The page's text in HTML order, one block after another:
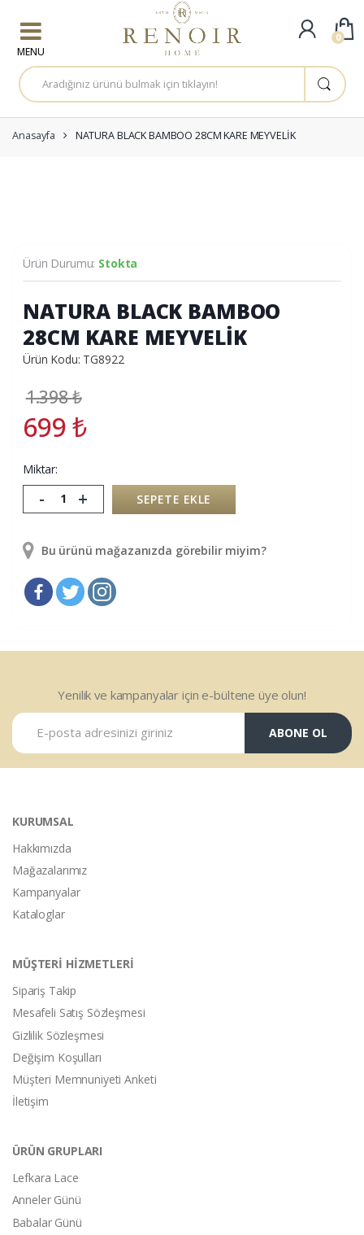
A
r
a
a
:
Anasayfa NATURA BLACK BAMBOO 28CM KARE MEYVELİK
Ürün Durumu: Stokta
NATURA BLACK BAMBOO
28CM KARE MEYVELİK
Ürün Kodu: TG8922
1.398₺
699₺
Miktar:
- + SEPETE EKLE
Bu ürünü mağazanızda görebilir miyim?
Yenilik ve kampanyalar için e-bültene üye olun!
ABONE OL
KURUMSAL
Hakkımızda
Mağazalarımız
Kampanyalar
Kataloglar
MÜŞTERİ HİZMETLERİ
Sipariş Takip
Mesafeli Satış Sözleşmesi
Gizlilik Sözleşmesi
Değişim Koşulları
Müşteri Memnuniyeti Anketi
İletişim
ÜRÜN GRUPLARI
Lefkara Lace
Anneler Günü
Babalar Günü
0